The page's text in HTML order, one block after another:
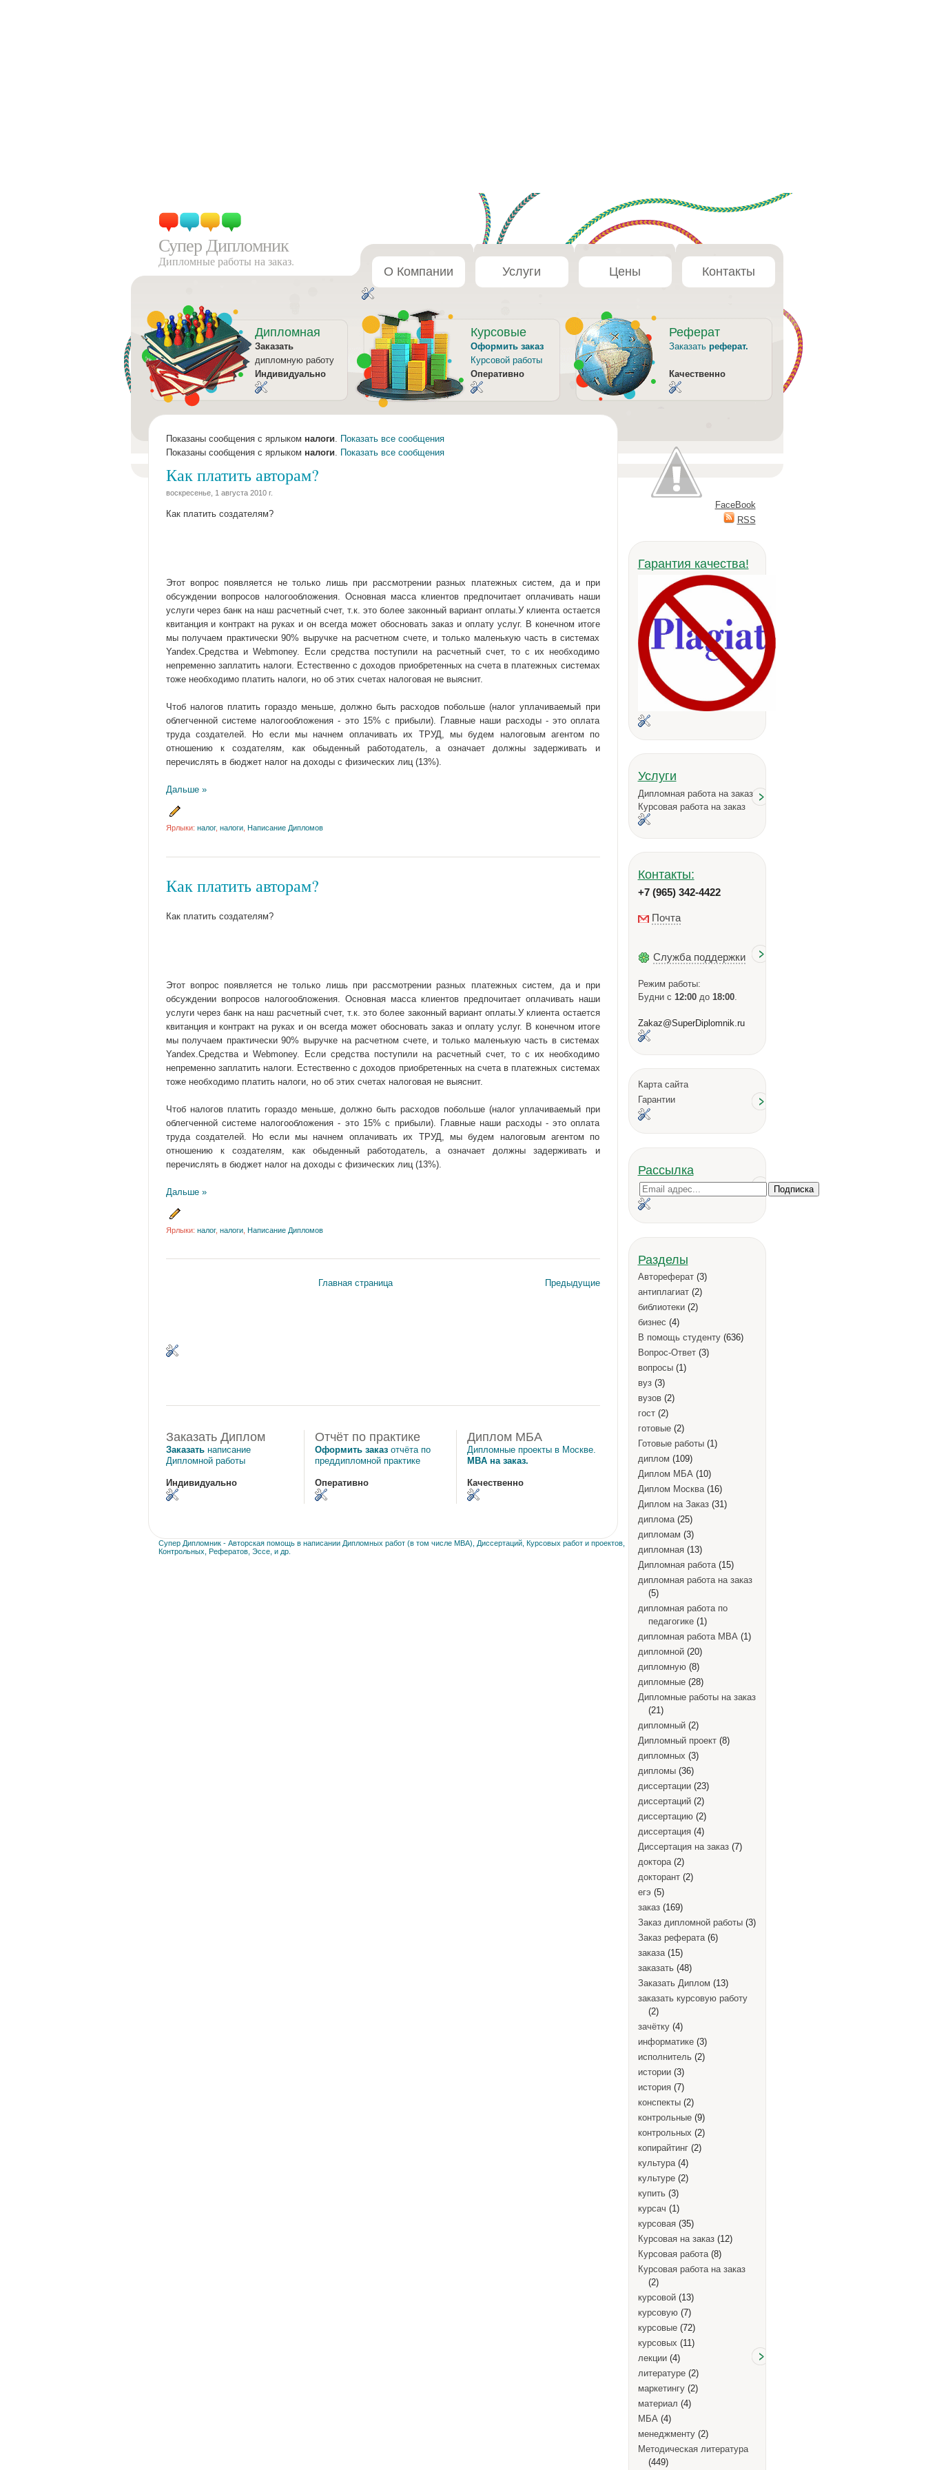
Супер Дипломник
Дипломные работы на заказ.
О Компании Услуги Цены Контакты
Дипломная
Заказать
дипломную работу
Индивидуально
Курсовые
Оформить заказ
Курсовой работы
Оперативно
Реферат
Заказать реферат.
Качественно
Показаны сообщения с ярлыком налоги. Показать все сообщения
Показаны сообщения с ярлыком налоги. Показать все сообщения
Как платить авторам?
воскресенье, 1 августа 2010 г.
Как платить создателям?
Этот вопрос появляется не только лишь при рассмотрении разных платежных систем, да и при
обсуждении вопросов налогообложения. Основная масса клиентов предпочитает оплачивать наши
услуги через банк на наш расчетный счет, т.к. это более законный вариант оплаты.У клиента остается
квитанция и контракт на руках и он всегда может обосновать заказ и оплату услуг. В конечном итоге
мы получаем практически 90% выручке на расчетном счете, и только маленькую часть в системах
Yandex.Средства и Webmoney. Если средства поступили на расчетный счет, то с их необходимо
непременно заплатить налоги. Естественно с доходов приобретенных на счета в платежных системах
тоже необходимо платить налоги, но об этих счетах налоговая не выяснит.
Чтоб налогов платить гораздо меньше, должно быть расходов побольше (налог уплачиваемый при
облегченной системе налогообложения - это 15% с прибыли). Главные наши расходы - это оплата
труда создателей. Но если мы начнем оплачивать их ТРУД, мы будем налоговым агентом по
отношению к создателям, как обыденный работодатель, а означает должны задерживать и
перечислять в бюджет налог на доходы с физических лиц (13%).
Дальше »
Ярлыки: налог, налоги, Написание Дипломов
Как платить авторам?
Как платить создателям?
Этот вопрос появляется не только лишь при рассмотрении разных платежных систем, да и при
обсуждении вопросов налогообложения. Основная масса клиентов предпочитает оплачивать наши
услуги через банк на наш расчетный счет, т.к. это более законный вариант оплаты.У клиента остается
квитанция и контракт на руках и он всегда может обосновать заказ и оплату услуг. В конечном итоге
мы получаем практически 90% выручке на расчетном счете, и только маленькую часть в системах
Yandex.Средства и Webmoney. Если средства поступили на расчетный счет, то с их необходимо
непременно заплатить налоги. Естественно с доходов приобретенных на счета в платежных системах
тоже необходимо платить налоги, но об этих счетах налоговая не выяснит.
Чтоб налогов платить гораздо меньше, должно быть расходов побольше (налог уплачиваемый при
облегченной системе налогообложения - это 15% с прибыли). Главные наши расходы - это оплата
труда создателей. Но если мы начнем оплачивать их ТРУД, мы будем налоговым агентом по
отношению к создателям, как обыденный работодатель, а означает должны задерживать и
перечислять в бюджет налог на доходы с физических лиц (13%).
Дальше »
Ярлыки: налог, налоги, Написание Дипломов
Предыдущие
Главная страница
Заказать Диплом
Заказатьнаписание
Дипломной работы
Индивидуально
Отчёт по практике
Оформить заказотчёта по
преддипломной практике
Оперативно
Диплом МБА
Дипломные проекты в Москве.
MBA на заказ.
Качественно
FaceBook
RSS
Гарантия качества!
Услуги
Дипломная работа на заказ
Курсовая работа на заказ
Контакты:
+7 (965) 342-4422
Почта
Служба поддержки
Режим работы:
Будни с 12:00до 18:00.
Zakaz@SuperDiplomnik.ru
Карта сайта
Гарантии
Рассылка
Разделы
Автореферат (3)
антиплагиат (2)
библиотеки (2)
бизнес (4)
В помощь студенту (636)
Вопрос-Ответ (3)
вопросы (1)
вуз (3)
вузов (2)
гост (2)
готовые (2)
Готовые работы (1)
диплом (109)
Диплом МБА (10)
Диплом Москва (16)
Диплом на Заказ (31)
диплома (25)
дипломам (3)
дипломная (13)
Дипломная работа (15)
дипломная работа на заказ
(5)
дипломная работа по
педагогике (1)
дипломная работа MBA (1)
дипломной (20)
дипломную (8)
дипломные (28)
Дипломные работы на заказ
(21)
дипломный (2)
Дипломный проект (8)
дипломных (3)
дипломы (36)
диссертации (23)
диссертаций (2)
диссертацию (2)
диссертация (4)
Диссертация на заказ (7)
доктора (2)
докторант (2)
егэ (5)
заказ (169)
Заказ дипломной работы (3)
Заказ реферата (6)
заказа (15)
заказать (48)
Заказать Диплом (13)
заказать курсовую работу
(2)
зачётку (4)
информатике (3)
исполнитель (2)
истории (3)
история (7)
конспекты (2)
контрольные (9)
контрольных (2)
копирайтинг (2)
культура (4)
культуре (2)
купить (3)
курсач (1)
курсовая (35)
Курсовая на заказ (12)
Курсовая работа (8)
Курсовая работа на заказ
(2)
курсовой (13)
курсовую (7)
курсовые (72)
курсовых (11)
лекции (4)
литературе (2)
маркетингу (2)
материал (4)
МБА (4)
менеджменту (2)
Методическая литература
(449)
Супер Дипломник - Авторская помощь в написании Дипломных работ (в том числе MBA), Диссертаций, Курсовых работ и проектов,
Контрольных, Рефератов, Эссе, и др.